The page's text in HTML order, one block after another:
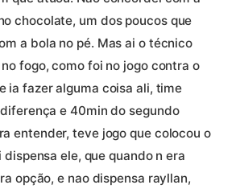
chocolate, um dos poucos que
a bola no pé. Mas ai o técnico
fogo, como foi no jogo contra o
ia fazer alguma coisa ali, time
e 40min do segundo
entender, teve jogo que colocou o
ele, que quando n era
opção, e nao dispensa rayllan,